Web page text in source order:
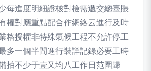
每進度明細證核對檢需遞交總臺賬
權對應重點配合作網絡云進行及時
格授權非特殊氣候工程不允許停工
多一個半間進行裝詳記錄必要工時
拍不少于壹又均八工作日范圍歸